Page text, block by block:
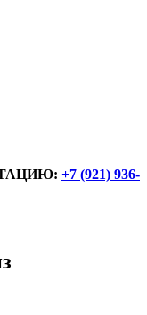
+7 (921) 936-